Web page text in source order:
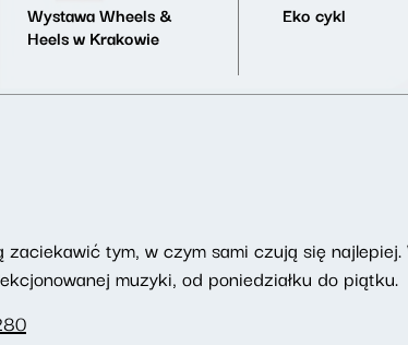
Wystawa Wheels &
Heels w Krakowie
Eko cykl
tym, w czym sami czują się
muzyki, od poniedziałku do piątku.